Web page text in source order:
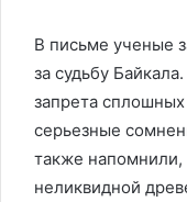
В письме ученые
за судьбу
запрета
серьезные
также напомнили,
неликвидной